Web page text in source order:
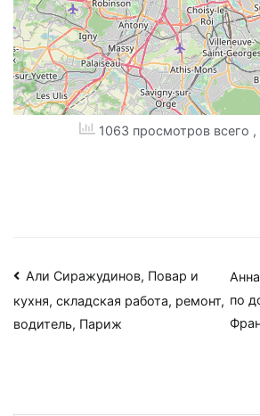
1063 просмотров всего ,
Навигация
по
Али Сиражудинов, Повар и
кухня, складская работа, ремонт,
водитель, Париж
по